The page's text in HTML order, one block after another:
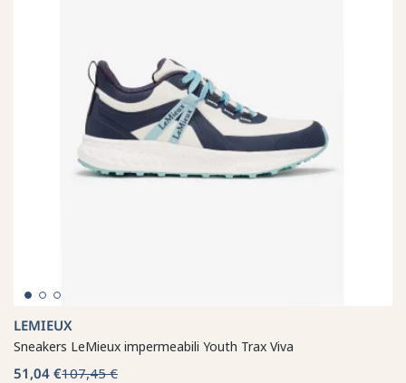
LEMIEUX
Sneakers LeMieux impermeabili Youth Trax Viva
51,04 €107,45 €